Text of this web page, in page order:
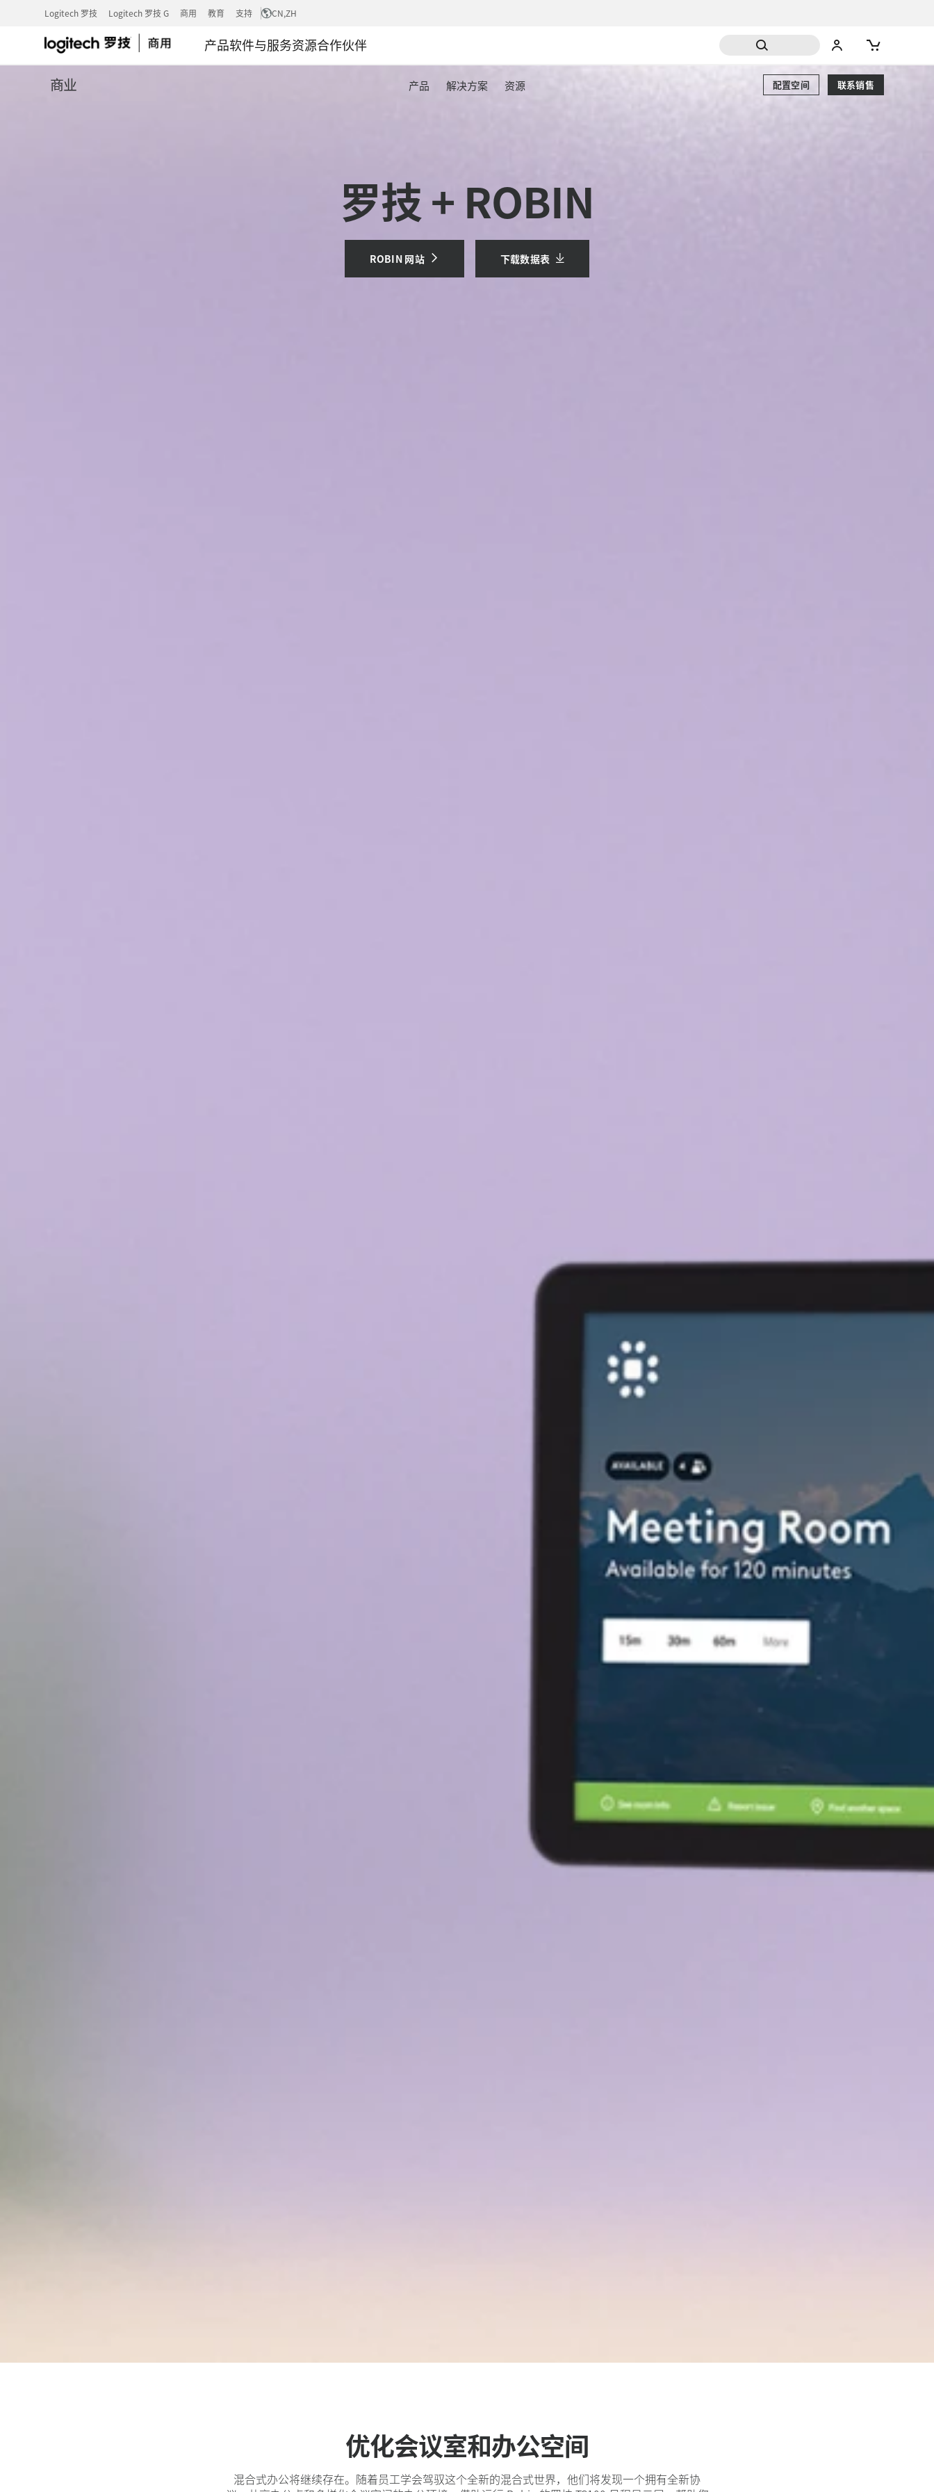
ROBIN
Logitech 罗技 Logitech 罗技 G 商用 教育 支持 CN,ZH
产品软件与服务资源合作伙伴
商业 产品 解决方案 资源 联系销售
配置空间
罗技 + ROBIN
ROBIN 网站 下载数据表
优化会议室和办公空间
混合式办公将继续存在。随着员工学会驾驭这个全新的混合式世界，他们将发现一个拥有全新协